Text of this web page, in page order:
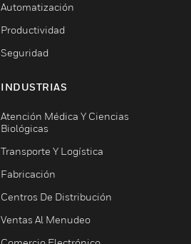
Automatización
Productividad
Seguridad
INDUSTRIAS
Atención Médica Y Ciencias
Biológicas
Transporte Y Logística
Fabricación
Centros De Distribución
Ventas Al Menudeo